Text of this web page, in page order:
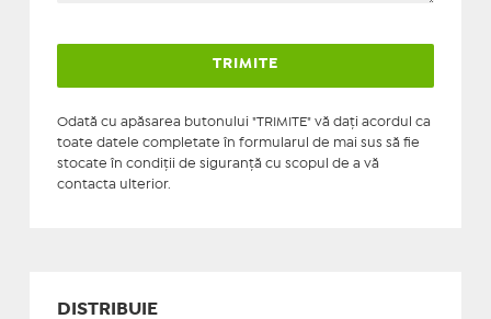
Odată cu apăsarea butonului "TRIMITE" vă daţi acordul ca
toate datele completate în formularul de mai sus să fie
stocate în condiţii de siguranţă cu scopul de a vă
contacta ulterior.
DISTRIBUIE